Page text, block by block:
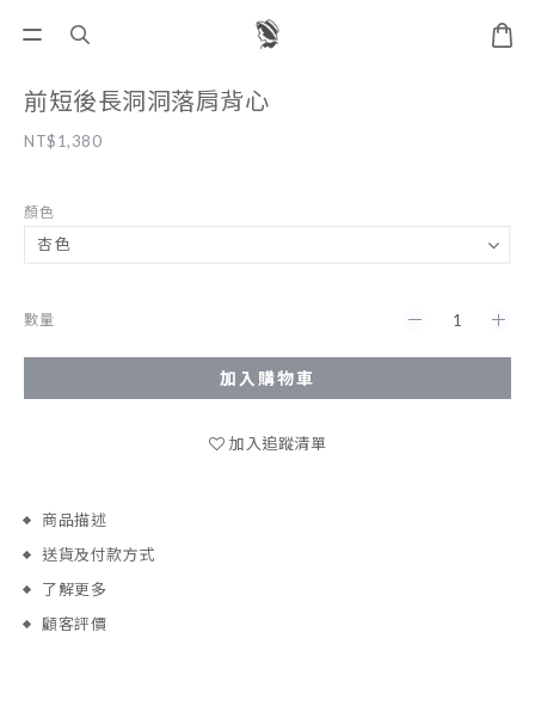
前短後長洞洞落肩背心
NT$1,380
顏色
數量
加入購物車
加入追蹤清單
商品描述
送貨及付款方式
了解更多
顧客評價